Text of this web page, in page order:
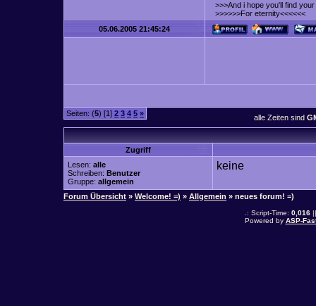
>>>And i hope you'll find
>>>>>>For eternity<<<<<<
05.06.2005 21:45:24
Seiten: (5) [1] 2 3 4 5 » alle Zeiten sind
Zugriff
Lesen: alle
Schreiben: Benutzer
Gruppe: allgemein
keine
Forum Übersicht » Welcome! =) » Allgemein » neues forum! =)
.: Script-Time: 0,016||
Powered by ASP-